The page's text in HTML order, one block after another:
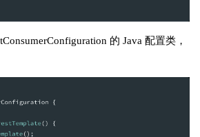
的 Java 配置类，